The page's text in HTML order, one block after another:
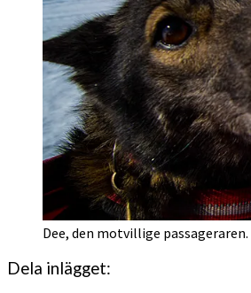
Dee, den motvillige passageraren.
Dela inlägget: